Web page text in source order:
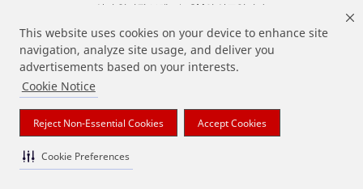
This website uses cookies on your device to enhance site
navigation, analyze site usage, and deliver you
advertisements based on your interests.
Cookie Notice
Reject Non-Essential Cookies Accept Cookies
Cookie Preferences
상기 열거된 브랜드는 3M의 상표입니다.